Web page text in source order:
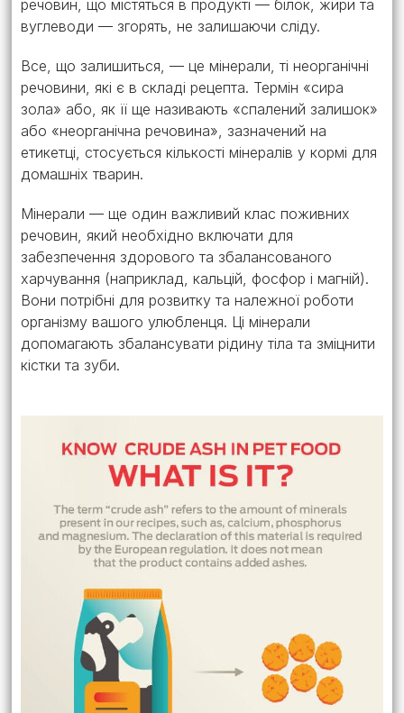
речовин, що містяться в продукті — білок, жири та
вуглеводи — згорять, не залишаючи сліду.
Все, що залишиться, — це мінерали, ті неорганічні
речовини, які є в складі рецепта. Термін «сира
зола» або, як її ще називають «спалений залишок»
або «неорганічна речовина», зазначений на
етикетці, стосується кількості мінералів у кормі для
домашніх тварин.
Мінерали — ще один важливий клас поживних
речовин, який необхідно включати для
забезпечення здорового та збалансованого
харчування (наприклад, кальцій, фосфор і магній).
Вони потрібні для розвитку та належної роботи
організму вашого улюбленця. Ці мінерали
допомагають збалансувати рідину тіла та зміцнити
кістки та зуби.